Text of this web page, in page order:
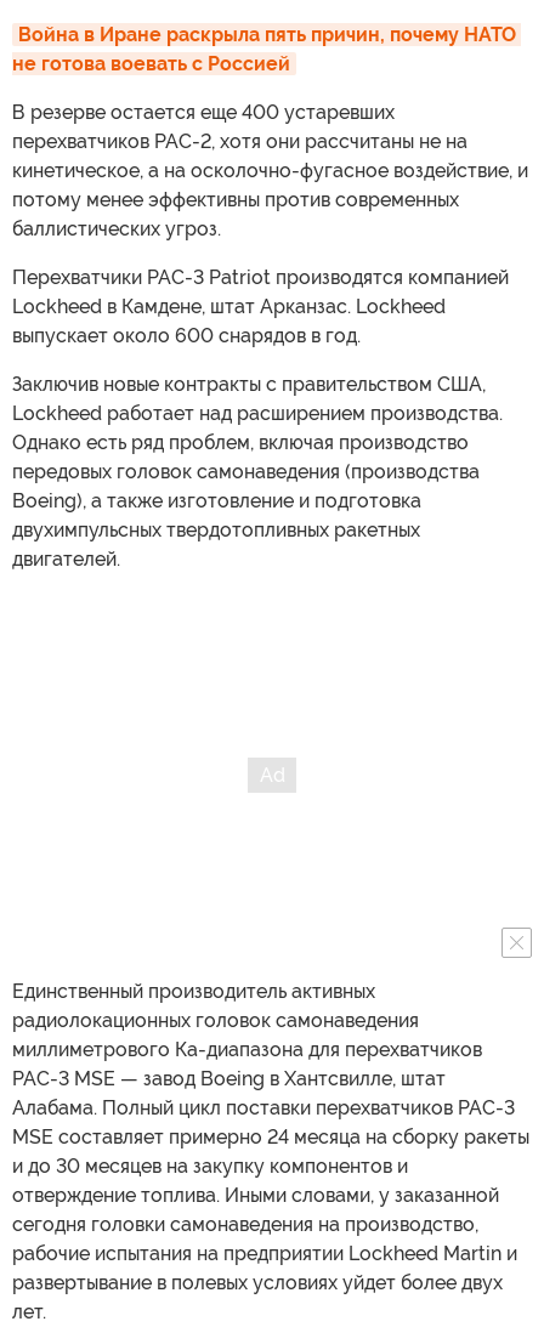
Война в Иране раскрыла пять причин, почему НАТО
не готова воевать с Россией
В резерве остается еще 400 устаревших
перехватчиков PAC-2, хотя они рассчитаны не на
кинетическое, а на осколочно-фугасное воздействие, и
потому менее эффективны против современных
баллистических угроз.
Перехватчики PAC-3 Patriot производятся компанией
Lockheed в Камдене, штат Арканзас. Lockheed
выпускает около 600 снарядов в год.
Заключив новые контракты с правительством США,
Lockheed работает над расширением производства.
Однако есть ряд проблем, включая производство
передовых головок самонаведения (производства
Boeing), а также изготовление и подготовка
двухимпульсных твердотопливных ракетных
двигателей.
Единственный производитель активных
радиолокационных головок самонаведения
миллиметрового Ка-диапазона для перехватчиков
PAC-3 MSE — завод Boeing в Хантсвилле, штат
Алабама. Полный цикл поставки перехватчиков PAC-3
MSE составляет примерно 24 месяца на сборку ракеты
и до 30 месяцев на закупку компонентов и
отверждение топлива. Иными словами, у заказанной
сегодня головки самонаведения на производство,
рабочие испытания на предприятии Lockheed Martin и
развертывание в полевых условиях уйдет более двух
лет.